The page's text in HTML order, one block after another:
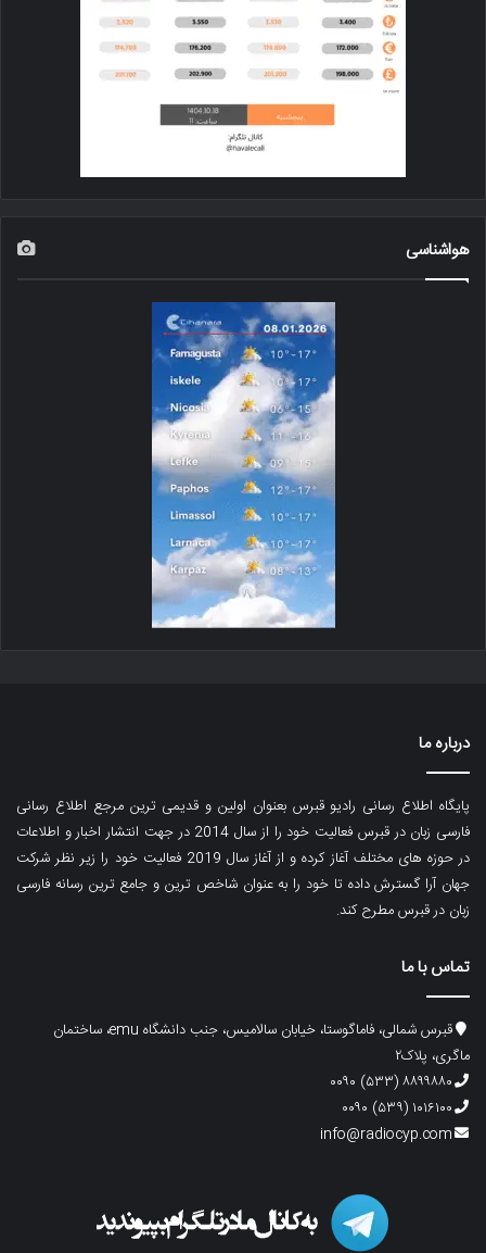
هواشناسی
درباره ما
پایگاه اطلاع رسانی رادیو قبرس بعنوان اولین و قدیمی ترین مرجع اطلاع رسانی
فارسی زبان در قبرس فعالیت خود را از سال 2014 در جهت انتشار اخبار و اطلاعات
در حوزه های مختلف آغاز کرده و از آغاز سال 2019 فعالیت خود را زیر نظر شرکت
جهان آرا گسترش داده تا خود را به عنوان شاخص ترین و جامع ترین رسانه فارسی
زبان در قبرس مطرح کند.
تماس با ما
قبرس شمالی، فاماگوستا، خیابان سالامیس، جنب دانشگاه emu، ساختمان
ماگری، پلاک۲
۸۸۹۹۸۸۰ (۵۳۳) ۰۰۹۰
۱۰۱۶۱۰۰ (۵۳۹) ۰۰۹۰
info@radiocyp.com